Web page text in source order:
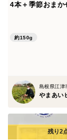
4本＋季節おま
約150g
島根県江津
やまあい